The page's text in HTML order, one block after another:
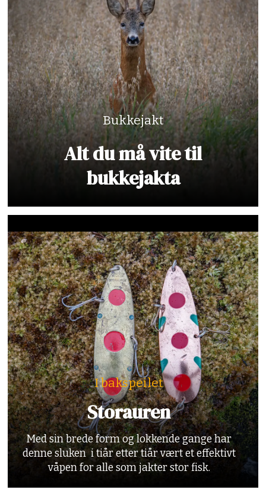
Bukkejakt
Alt du må vite til
bukkejakta
I bakspeilet
Storauren
Med sin brede form og lokkende gange har
denne sluken i tiår etter tiår vært et effektivt
våpen for alle som jakter stor fisk.